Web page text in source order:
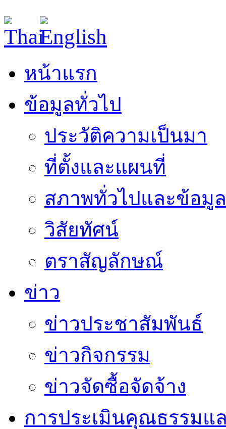
หน้าแรก
ข้อมูลทั่วไป
ประวัติความเป็นมา
ที่ตั้งและแผนที่
สภาพทั่วไปและข้อมู
วิสัยทัศน์
ตราสัญลักษณ์
ข่าว
ข่าวประชาสัมพันธ์
ข่าวกิจกรรม
ข่าวจัดซื้อจัดจ้าง
การประเมินคุณธรรมแ